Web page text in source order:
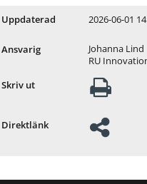
Uppdaterad 2026-06-01
Ansvarig
Johanna Lind
RU
Skriv ut
Direktlänk